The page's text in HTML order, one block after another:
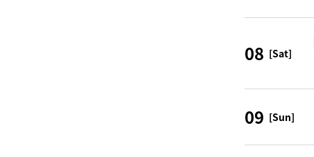
08 [Sat]
09 [Sun]